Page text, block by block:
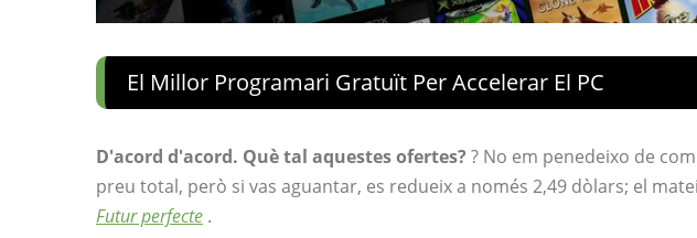
El Millor Programari Gratuït Per Accelerar El PC
D'acord d'acord. Què tal aquestes ofertes? ? No em penedeixo de
preu total, però si vas aguantar, es redueix a només 2,49 dòlars; el
Futur perfecte .